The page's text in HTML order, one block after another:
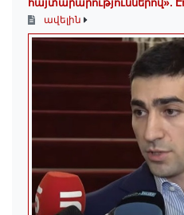
հայտարարություններով»․
ավելին